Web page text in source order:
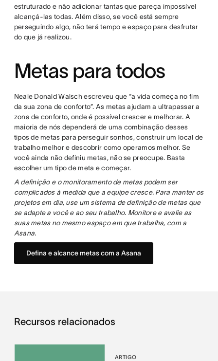
estruturado e não adicionar tantas que pareça impossível
alcançá-las todas. Além disso, se você está sempre
perseguindo algo, não terá tempo e espaço para desfrutar
do que já realizou.
Metas para todos
Neale Donald Walsch escreveu que “a vida começa no fim
da sua zona de conforto”. As metas ajudam a ultrapassar a
zona de conforto, onde é possível crescer e melhorar. A
maioria de nós dependerá de uma combinação desses
tipos de metas para perseguir sonhos, construir um local de
trabalho melhor e descobrir como operamos melhor. Se
você ainda não definiu metas, não se preocupe. Basta
escolher um tipo de meta e começar.
A definição e o monitoramento de metas podem ser
complicados à medida que a equipe cresce. Para manter os
projetos em dia, use um sistema de definição de metas que
se adapte a você e ao seu trabalho. Monitore e avalie as
suas metas no mesmo espaço em que trabalha, com a
Asana.
Defina e alcance metas com a Asana
Recursos relacionados
ARTIGO